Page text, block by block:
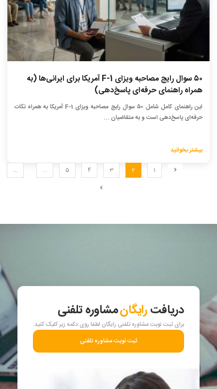
۵۰ سوال رایج مصاحبه ویزای F-1 آمریکا برای ایرانی‌ها (به
همراه راهنمای حرفه‌ای پاسخ‌دهی)
این راهنمای کامل شامل ۵۰ سوال رایج مصاحبه ویزای F-1 آمریکا به همراه نکات
حرفه‌ای پاسخ‌دهی است و به متقاضیان ...
بیشتر بخوانید
1
2
3
4
5
... ...
دریافترایگانمشاوره تلفنی
برای ثبت نوبت مشاوره تلفنی رایگان لطفا روی دکمه زیر کلیک کنید.
ثبت نوبت مشاوره تلفنی